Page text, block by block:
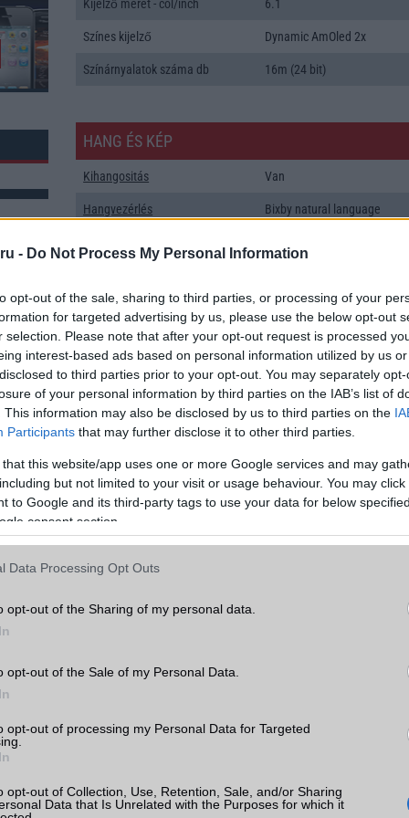
- Do Not Process My Personal Information
opt-out of the sale, sharing to third parties, or processing of your
for targeted advertising by us, please use the below opt-out
selection. Please note that after your opt-out request is processed
interest-based ads based on personal information utilized by us
to third parties prior to your opt-out. You may separately
of your personal information by third parties on the IAB’s list of
This information may also be disclosed by us to third parties on the
Participants that may further disclose it to other third parties.
that this website/app uses one or more Google services and may
but not limited to your visit or usage behaviour. You may
to Google and its third-party tags to use your data for below
consent section.
Data Processing Opt Outs
opt-out of the Sharing of my personal data.
opt-out of the Sale of my Personal Data.
opt-out of processing my Personal Data for Targeted
opt-out of Collection, Use, Retention, Sale, and/or Sharing
Data that Is Unrelated with the Purposes for which it
193
Kijelző méret - col/inch 6.1
Színes kijelző Dynamic AmOled 2x
Színárnyalatok száma db 16m (24 bit)
HANG ÉS KÉP
Kihangositás Van
Hangvezérlés
Bixby natural language
Hangjegyzet
Bixby natural language
Csengőhang letöltés AKG hangrendszer
Polifonia MIDI
Zenelejátszás (Music Player) Zene lejátszó
Rádió sztereó
Kamera
Max. kamera felbontás (több
kamera esetén)
50 Mpixel
MEMÓRIA ÉS TÁRHELY
ADATCSERE
EDGE Van